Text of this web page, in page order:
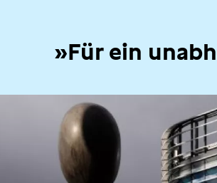
»Für ein